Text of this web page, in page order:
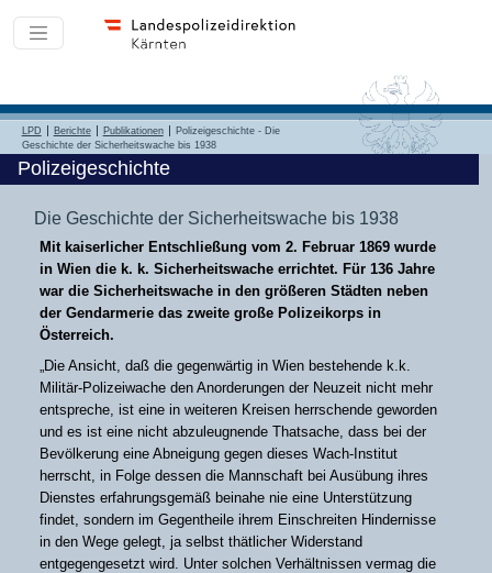
LPD Berichte Publikationen
Polizeigeschichte - Die
Geschichte der Sicherheitswache bis 1938
Polizeigeschichte
Die Geschichte der Sicherheitswache bis 1938
Mit kaiserlicher Entschließung vom 2. Februar 1869 wurde
in Wien die k. k. Sicherheitswache errichtet. Für 136 Jahre
war die Sicherheitswache in den größeren Städten neben
der Gendarmerie das zweite große Polizeikorps in
Österreich.
„Die Ansicht, daß die gegenwärtig in Wien bestehende k.k.
Militär-Polizeiwache den Anorderungen der Neuzeit nicht mehr
entspreche, ist eine in weiteren Kreisen herrschende geworden
und es ist eine nicht abzuleugnende Thatsache, dass bei der
Bevölkerung eine Abneigung gegen dieses Wach-Institut
herrscht, in Folge dessen die Mannschaft bei Ausübung ihres
Dienstes erfahrungsgemäß beinahe nie eine Unterstützung
findet, sondern im Gegentheile ihrem Einschreiten Hindernisse
in den Wege gelegt, ja selbst thätlicher Widerstand
entgegengesetzt wird. Unter solchen Verhältnissen vermag die